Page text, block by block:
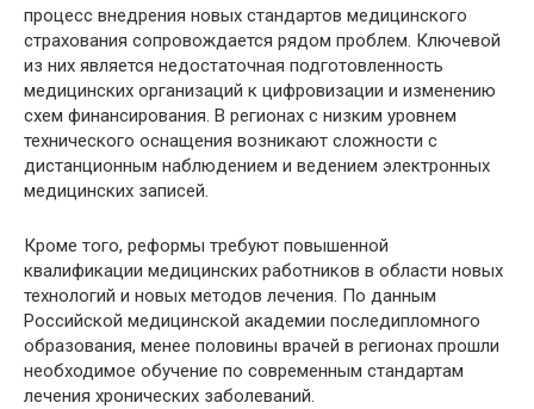
процесс внедрения новых стандартов медицинского
страхования сопровождается рядом проблем. Ключевой
из них является недостаточная подготовленность
медицинских организаций к цифровизации и изменению
схем финансирования. В регионах с низким уровнем
технического оснащения возникают сложности с
дистанционным наблюдением и ведением электронных
медицинских записей.
Кроме того, реформы требуют повышенной
квалификации медицинских работников в области новых
технологий и новых методов лечения. По данным
Российской медицинской академии последипломного
образования, менее половины врачей в регионах прошли
необходимое обучение по современным стандартам
лечения хронических заболеваний.